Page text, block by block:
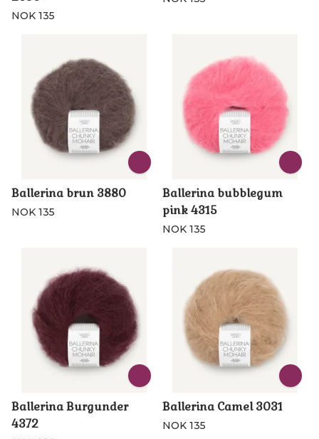
NOK 135
Ballerina brun 3880
NOK 135
Ballerina bubblegum
pink 4315
NOK 135
Ballerina Burgunder
4372
Ballerina Camel 3031
NOK 135